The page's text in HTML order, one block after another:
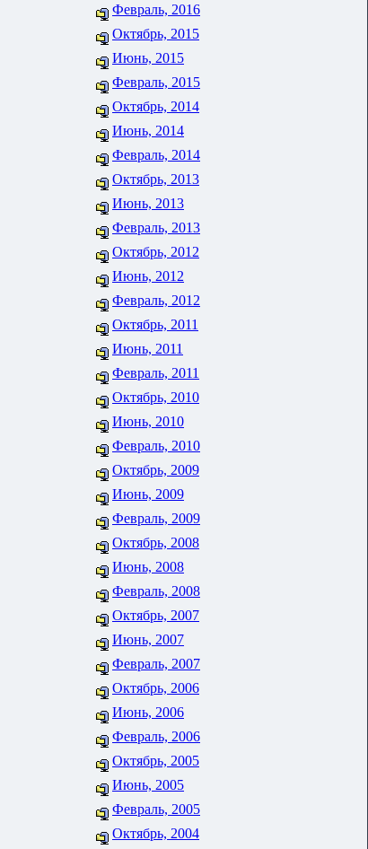
Февраль, 2016
Октябрь, 2015
Июнь, 2015
Февраль, 2015
Октябрь, 2014
Июнь, 2014
Февраль, 2014
Октябрь, 2013
Июнь, 2013
Февраль, 2013
Октябрь, 2012
Июнь, 2012
Февраль, 2012
Октябрь, 2011
Июнь, 2011
Февраль, 2011
Октябрь, 2010
Июнь, 2010
Февраль, 2010
Октябрь, 2009
Июнь, 2009
Февраль, 2009
Октябрь, 2008
Июнь, 2008
Февраль, 2008
Октябрь, 2007
Июнь, 2007
Февраль, 2007
Октябрь, 2006
Июнь, 2006
Февраль, 2006
Октябрь, 2005
Июнь, 2005
Февраль, 2005
Октябрь, 2004